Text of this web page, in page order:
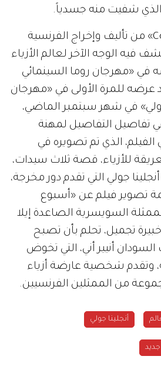
شفيت منه جسدياً.
وفيلم «كوتور Couture» من تأليف وإخراج الفرنسية
فيه الوجه الآخر لعالم الأزياء
في «مهرجان روما السينمائي
عرضه للمرة الأولى في «مهرجان
في شهر سبتمبر الماضي،
تفاصيل التفاصيل لمهنة
الذي تم تصويره في
للأزياء، قصة ثلاث سيدات،
جولي التي تقدم دور مخرجة،
تصوير فيلم عن «أسبوع
السويسرية الصاعدة إيلا
تجميل، تحلم بأن تصبح
أنيير أني، التي تخوض
وتقدم شخصية عارضة أزياء
من الممثلين الفرنسيين.
أنجلينا جولي